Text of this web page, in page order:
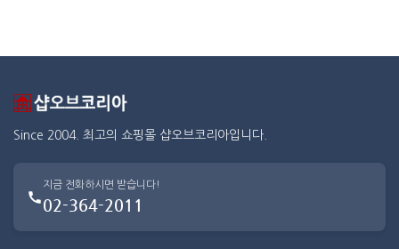
Since 2004. 최고의 쇼핑몰 샵오브코리아입니다.
지금 전화하시면 받습니다!
02-364-2011